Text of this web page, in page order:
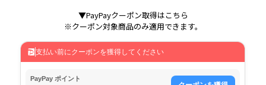
▼PayPayクーポン取得はこちら
※クーポン対象商品のみ適用できます。